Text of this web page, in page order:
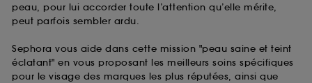
peau, pour lui accorder toute l’attention qu’elle mérite,
peut parfois sembler ardu.
Sephora vous aide dans cette mission "peau saine et teint
éclatant" en vous proposant les meilleurs soins spécifiques
pour le visage des marques les plus réputées, ainsi que